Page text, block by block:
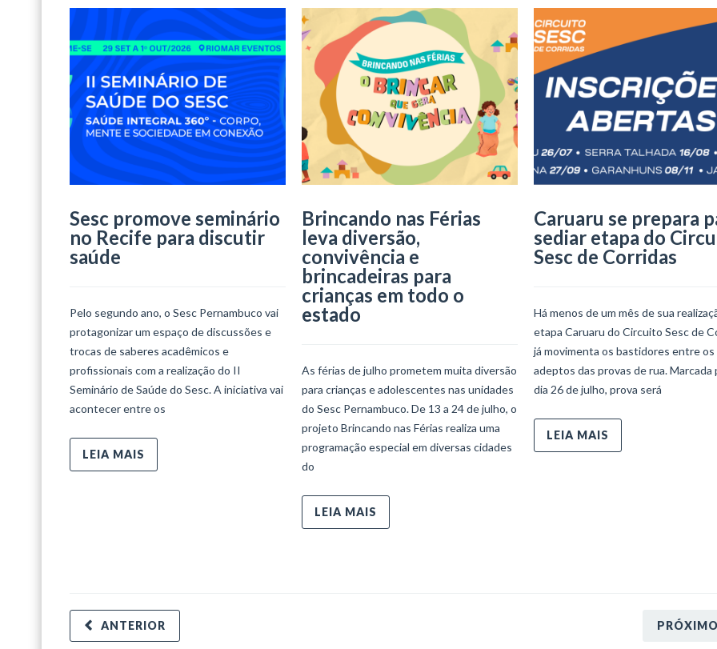
Sesc promove seminário
no Recife para discutir
saúde
Pelo segundo ano, o Sesc Pernambuco vai
protagonizar um espaço de discussões e
trocas de saberes acadêmicos e
profissionais com a realização do II
Seminário de Saúde do Sesc. A iniciativa vai
acontecer entre os
LEIA MAIS
Brincando nas Férias
leva diversão,
convivência e
brincadeiras para
crianças em todo o
estado
As férias de julho prometem muita diversão
para crianças e adolescentes nas unidades
do Sesc Pernambuco. De 13 a 24 de julho, o
projeto Brincando nas Férias realiza uma
programação especial em diversas cidades
do
LEIA MAIS
Caruaru se prepara
sediar etapa do
Sesc de Corridas
Há menos de um mês de sua
etapa Caruaru do Circuito Sesc de
já movimenta os bastidores entre os
adeptos das provas de rua. Marcada
dia 26 de julho, prova será
LEIA MAIS
PRÓXIMO
ANTERIOR